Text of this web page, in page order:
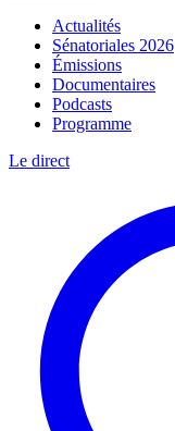
Actualités
Sénatoriales 2026
Émissions
Documentaires
Podcasts
Programme
Le direct